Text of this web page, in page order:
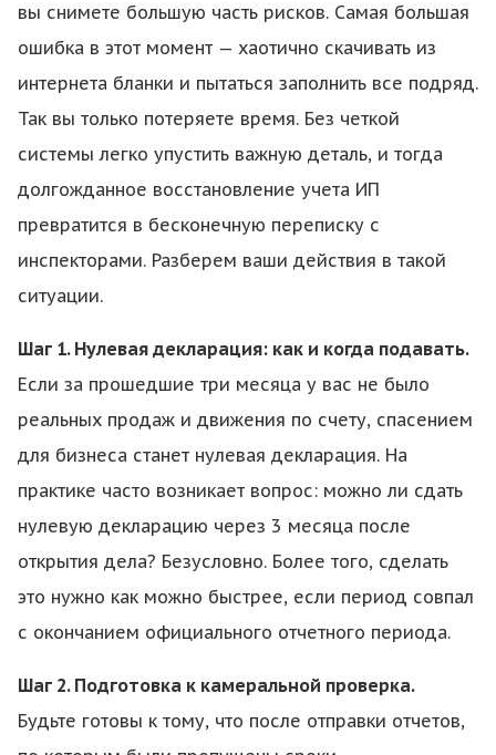
вы снимете большую часть рисков. Самая большая
ошибка в этот момент — хаотично скачивать из
интернета бланки и пытаться заполнить все подряд.
Так вы только потеряете время. Без четкой
системы легко упустить важную деталь, и тогда
долгожданное восстановление учета ИП
превратится в бесконечную переписку с
инспекторами. Разберем ваши действия в такой
ситуации.
Шаг 1. Нулевая декларация: как и когда подавать.
Если за прошедшие три месяца у вас не было
реальных продаж и движения по счету, спасением
для бизнеса станет нулевая декларация. На
практике часто возникает вопрос: можно ли сдать
нулевую декларацию через 3 месяца после
открытия дела? Безусловно. Более того, сделать
это нужно как можно быстрее, если период совпал
с окончанием официального отчетного периода.
Шаг 2. Подготовка к камеральной проверка.
Будьте готовы к тому, что после отправки отчетов,